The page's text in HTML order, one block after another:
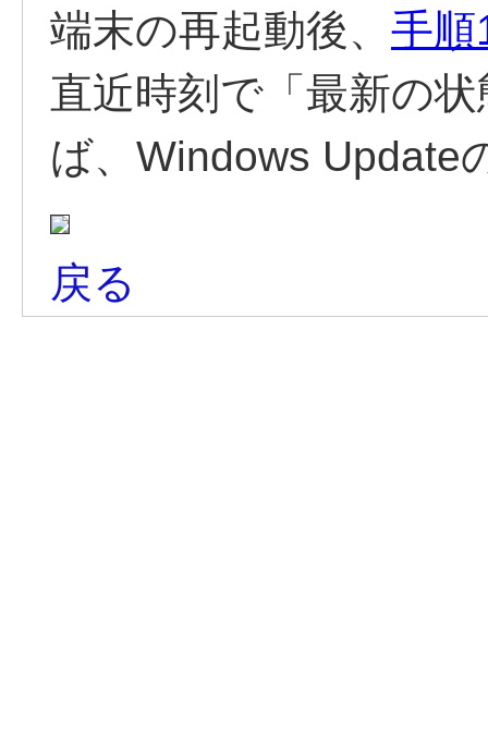
端末の再起動後、 手順
直近時刻で「最新の
ば、Windows Update
戻る